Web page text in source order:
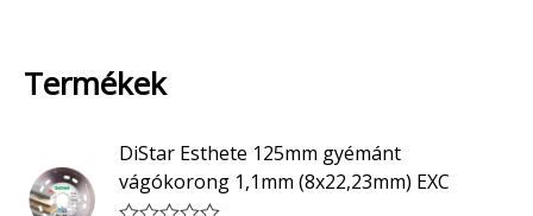
Termékek
DiStar Esthete 125mm gyémánt
vágókorong 1,1mm (8x22,23mm) EXC